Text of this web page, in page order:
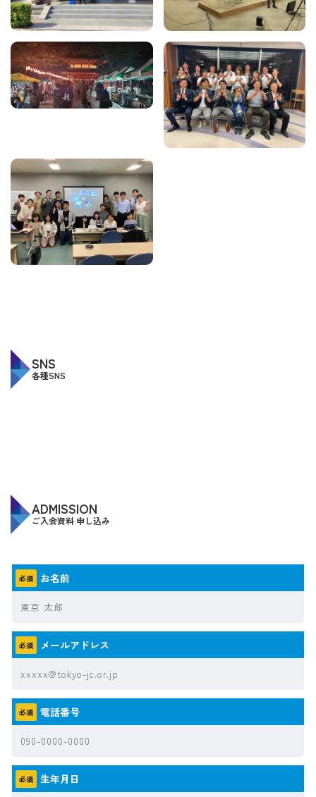
SNS
各種SNS
ADMISSION
ご入会資料 申し込み
必須 お名前
必須 メールアドレス
必須 電話番号
必須 生年月日